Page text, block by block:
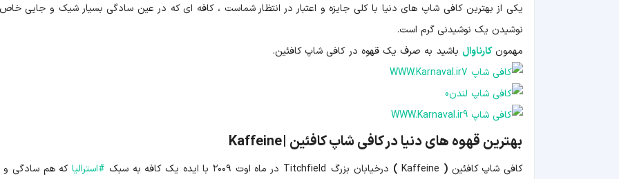
یکی از بهترین کافی شاپ های دنیا با کلی جایزه و اعتبار در انتظار شماست ، کافه ای که در عین سادگی بسیار شیک و جایی
نوشیدن یک نوشیدنی گرم است.
مهمونکارناوال باشید به صرف یک قهوه در کافی شاپ کافئین.
بهترین قهوه های دنیا در کافی شاپ کافئین | Kaffeine
کافی شاپ کافئین (
Kaffeine
) درخیابان بزرگ Titchfield در ماه اوت ۲۰۰۹ با ایده یک کافه به سبک #استرالیاکه هم سادگی و